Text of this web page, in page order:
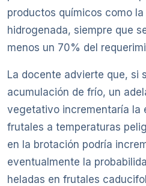
productos químicos como
hidrogenada, siempre que
menos un 70% del
La docente advierte que, si
acumulación de frío, un
vegetativo incrementaría la
frutales a temperaturas
en la brotación podría
eventualmente la
heladas en frutales